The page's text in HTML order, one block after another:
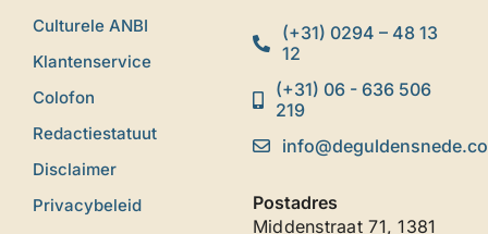
Culturele ANBI
Klantenservice
Colofon
Redactiestatuut
Disclaimer
Privacybeleid
(+31) 0294 – 48 13
12
(+31) 06 - 636 506
219
Postadres
Middenstraat 71, 1381